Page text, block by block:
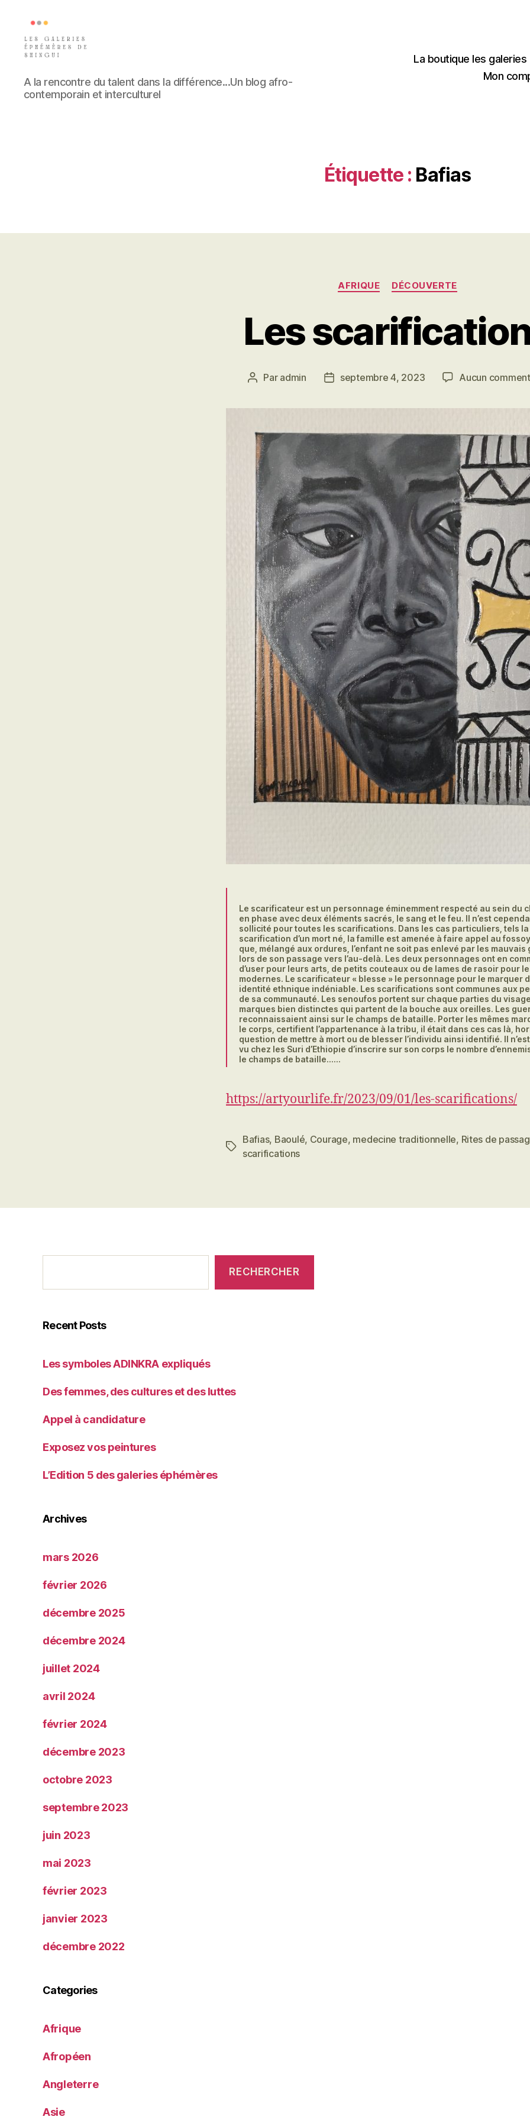
Les
galeries
éphémères
A la rencontre du talent dans la différence...Un blog afro-
contemporain et interculturel
La boutique les
Mon
Étiquette : Bafias
Catégories
AFRIQUE DÉCOUVERTE
Les
Auteur
l’article
Par admin
Date
l’article
septembre 4, 2023 Aucun
Le scarificateur est un personnage éminemment respecté au sein du
en phase avec deux éléments sacrés, le sang et le feu. Il n’est
sollicité pour toutes les scarifications. Dans les cas particuliers, tels la
scarification d’un mort né, la famille est amenée à faire appel au
que, mélangé aux ordures, l’enfant ne soit pas enlevé par les mauvais
lors de son passage vers l’au-delà. Les deux personnages ont en
d’user pour leurs arts, de petits couteaux ou de lames de rasoir pour
modernes. Le scarificateur « blesse » le personnage pour le marquer
identité ethnique indéniable. Les scarifications sont communes aux
de sa communauté. Les senoufos portent sur chaque parties du
marques bien distinctes qui partent de la bouche aux oreilles. Les
reconnaissaient ainsi sur le champs de bataille. Porter les mêmes
le corps, certifient l’appartenance à la tribu, il était dans ces cas là,
question de mettre à mort ou de blesser l’individu ainsi identifié. Il
vu chez les Suri d’Ethiopie d’inscrire sur son corps le nombre
le champs de bataille……
https://artyourlife.fr/2023/09/01/les-scarifications/
Étiquettes
Bafias, Baoulé, Courage, medecine traditionnelle, Rites de
scarifications
RECHERCHER
Recent Posts
Les symboles ADINKRA expliqués
Des femmes, des cultures et des luttes
Appel à candidature
Exposez vos peintures
L’Edition 5 des galeries éphémères
Archives
mars 2026
février 2026
décembre 2025
décembre 2024
juillet 2024
avril 2024
février 2024
décembre 2023
octobre 2023
septembre 2023
juin 2023
mai 2023
février 2023
janvier 2023
décembre 2022
Categories
Afrique
Afropéen
Angleterre
Asie